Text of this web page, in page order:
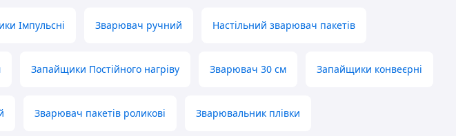
Імпульсні Зварювач ручний Настільний зварювач пакетів
Запайщики Постійного нагріву Зварювач 30 см Запайщики конвеєрні
Зварювач пакетів роликові Зварювальник плівки